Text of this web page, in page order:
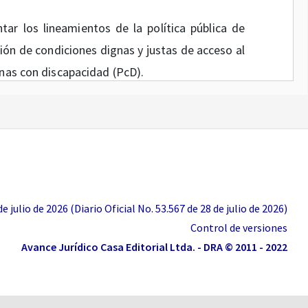
los lineamientos de la política pública de
de condiciones dignas y justas de acceso al
con discapacidad (PcD).
Mundial de la Vida” tiene como objetivo dar
la Ley 2294 de 2023 el Gobierno nacional debe
acuerdo con los resultados de los estudios
poblaciones beneficiarias, los montos y
julio de 2026 (Diario Oficial No. 53.567 de 28 de julio de 2026)
Control de versiones
Avance Jurídico Casa Editorial Ltda. - DRA © 2011 - 2022